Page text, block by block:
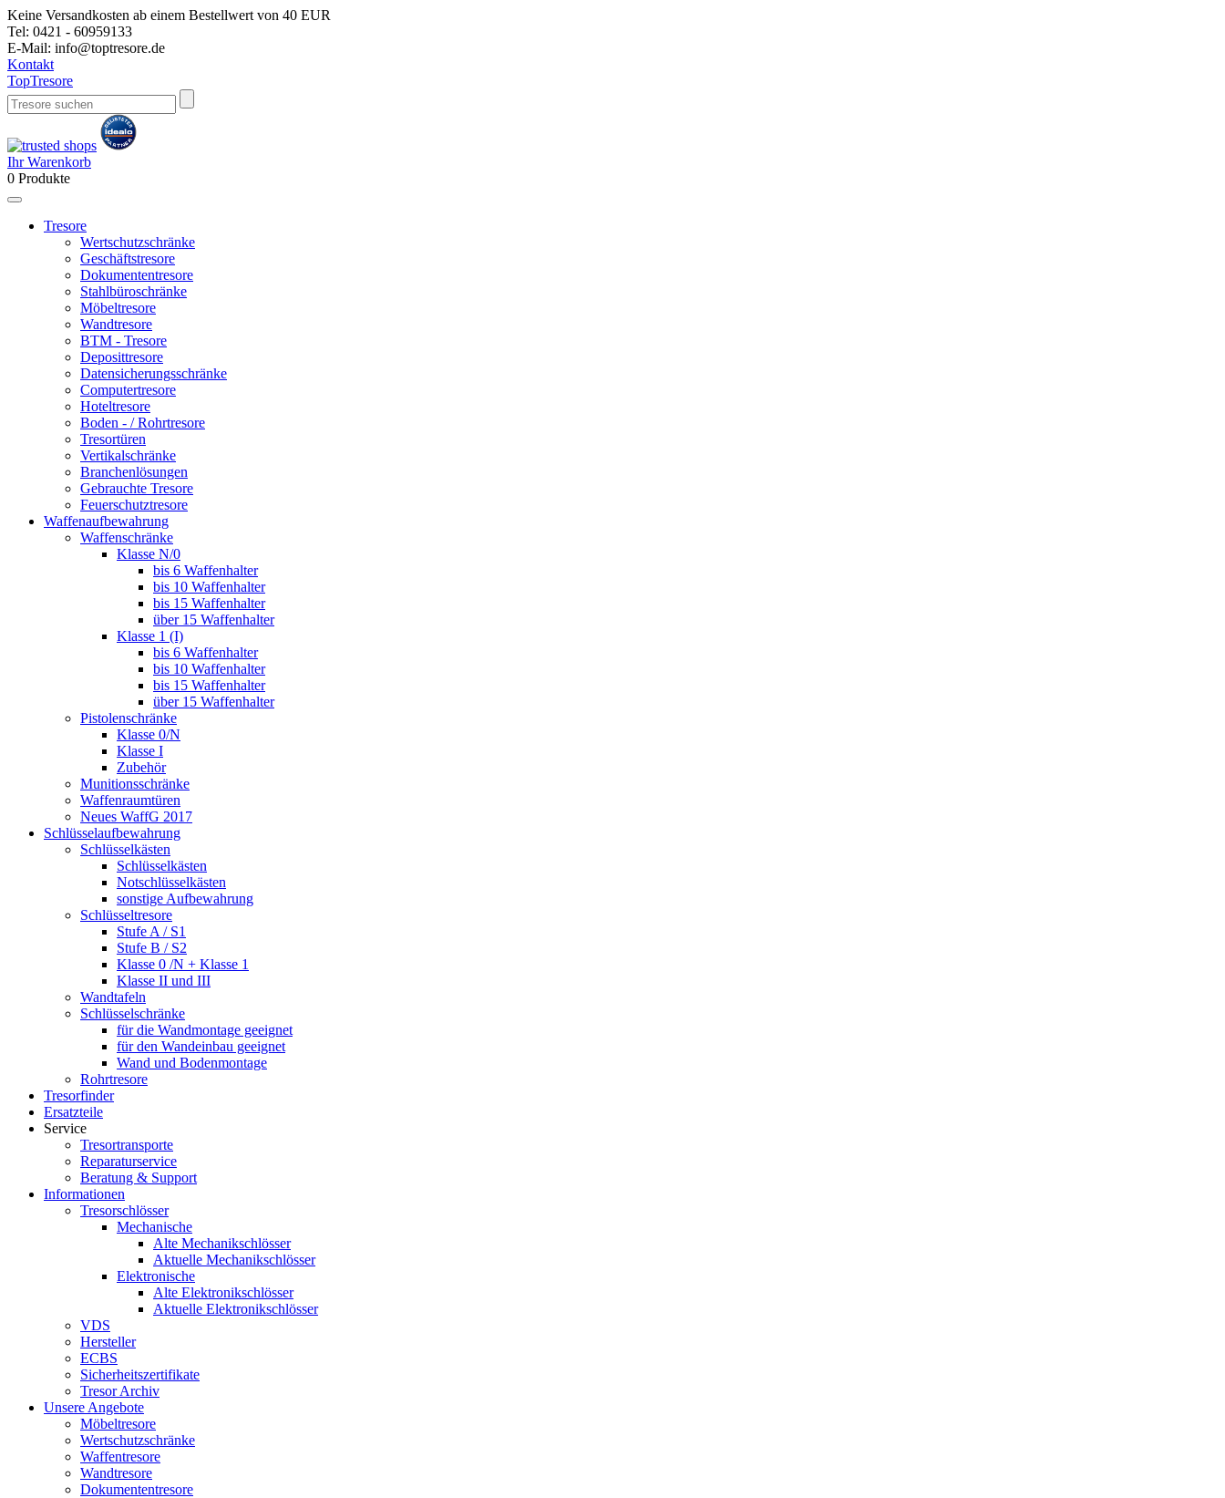
Keine Versandkosten ab einem Bestellwert von 40 EUR
Tel: 0421 - 60959133
E-Mail: info@toptresore.de
Kontakt
TopTresore
Ihr Warenkorb
0 Produkte
Tresore
Wertschutzschränke
Geschäftstresore
Dokumententresore
Stahlbüroschränke
Möbeltresore
Wandtresore
BTM - Tresore
Deposittresore
Datensicherungsschränke
Computertresore
Hoteltresore
Boden - / Rohrtresore
Tresortüren
Vertikalschränke
Branchenlösungen
Gebrauchte Tresore
Feuerschutztresore
Waffenaufbewahrung
Waffenschränke
Klasse N/0
bis 6 Waffenhalter
bis 10 Waffenhalter
bis 15 Waffenhalter
über 15 Waffenhalter
Klasse 1 (I)
bis 6 Waffenhalter
bis 10 Waffenhalter
bis 15 Waffenhalter
über 15 Waffenhalter
Pistolenschränke
Klasse 0/N
Klasse I
Zubehör
Munitionsschränke
Waffenraumtüren
Neues WaffG 2017
Schlüsselaufbewahrung
Schlüsselkästen
Schlüsselkästen
Notschlüsselkästen
sonstige Aufbewahrung
Schlüsseltresore
Stufe A / S1
Stufe B / S2
Klasse 0 /N + Klasse 1
Klasse II und III
Wandtafeln
Schlüsselschränke
für die Wandmontage geeignet
für den Wandeinbau geeignet
Wand und Bodenmontage
Rohrtresore
Tresorfinder
Ersatzteile
Service
Tresortransporte
Reparaturservice
Beratung & Support
Informationen
Tresorschlösser
Mechanische
Alte Mechanikschlösser
Aktuelle Mechanikschlösser
Elektronische
Alte Elektronikschlösser
Aktuelle Elektronikschlösser
VDS
Hersteller
ECBS
Sicherheitszertifikate
Tresor Archiv
Unsere Angebote
Möbeltresore
Wertschutzschränke
Waffentresore
Wandtresore
Dokumententresore